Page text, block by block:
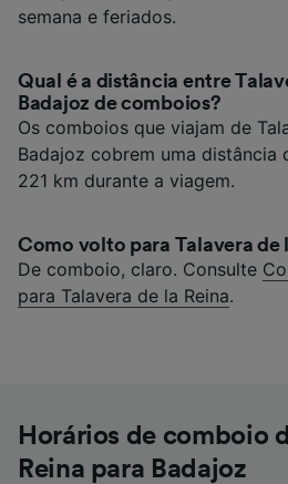
semana e feriados.
Qual é a distância entre
Badajoz de comboios?
Os comboios que viajam de
Badajoz cobrem uma distância
221 km durante a viagem.
Como volto para Talavera de
De comboio, claro. Consulte
para Talavera de la Reina.
Horários de comboio
Reina para Badajoz